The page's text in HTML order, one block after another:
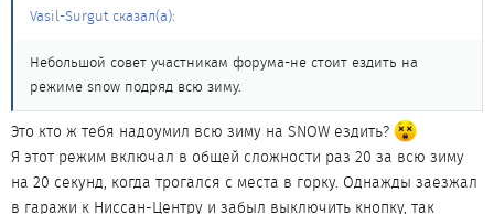
Vasil-Surgut сказал(а):
Небольшой совет участникам форума-не стоит ездить на
режиме snow подряд всю зиму.
Это кто ж тебя надоумил всю зиму на SNOW ездить?
Я этот режим включал в общей сложности раз 20 за всю зиму
на 20 секунд, когда трогался с места в горку. Однажды заезжал
в гаражи к Ниссан-Центру и забыл выключить кнопку, так